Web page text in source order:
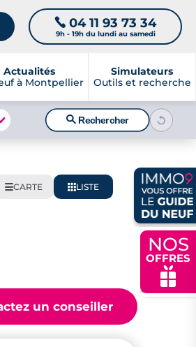
📞 04 11 93 73 34
9h - 19h du lundi au samedi
Actualités
à Montpellier
Simulateurs
Outils et recherche
NOS
OFFRES
🎁
🔍Rechercher
🌍CARTE 📋LISTE
un conseiller